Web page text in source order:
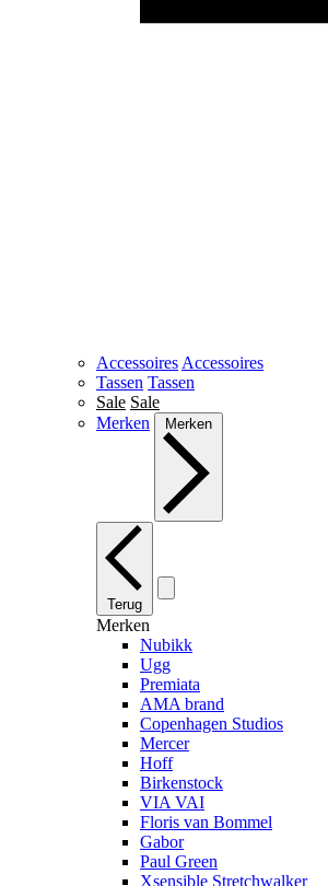
Accessoires Accessoires
Tassen Tassen
Sale Sale
Merken
Merken
Terug
Merken
Nubikk
Ugg
Premiata
AMA brand
Copenhagen Studios
Mercer
Hoff
Birkenstock
VIA VAI
Floris van Bommel
Gabor
Paul Green
Xsensible Stretchwalker